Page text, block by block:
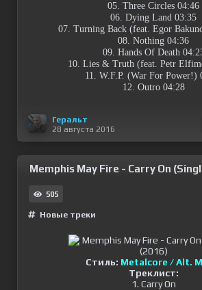
05. Three Circles 04:46
06. Dying Land 03:35
07. Turning Back (feat. Egor
08. Nothing 04:36
09. Hands Of Death
10. Lies & Truth (feat. Petr
11. W.F.P. (War For Power!)
12. Outro 04:28
Геральт
28 августа 2016
Memphis May Fire - Carry On
505
Новые треки
Стиль: Metalcore / Alt.
Треклист:
1. Carry On